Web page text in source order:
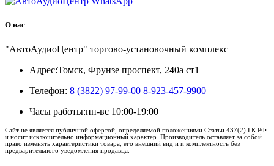
О нас
"АвтоАудиоЦентр" торгово-установочный комплекс
Адрес:Томск, Фрунзе проспект, 240а ст1
Телефон: 8 (3822) 97-99-00 8-923-457-9900
Часы работы:пн-вс 10:00-19:00
Сайт не является публичной офертой, определяемой положениями Статьи 437(2) ГК РФ
и носит исключительно информационный характер. Производитель оставляет за собой
право изменять характеристики товара, его внешний вид и и комплектность без
предварительного уведомления продавца.